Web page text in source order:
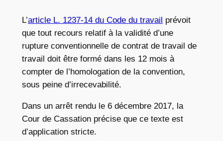
L’article L. 1237-14 du Code du travail prévoit
que tout recours relatif à la validité d’une
rupture conventionnelle de contrat de travail de
travail doit être formé dans les 12 mois à
compter de l’homologation de la convention,
sous peine d’irrecevabilité.
Dans un arrêt rendu le 6 décembre 2017, la
Cour de Cassation précise que ce texte est
d’application stricte.